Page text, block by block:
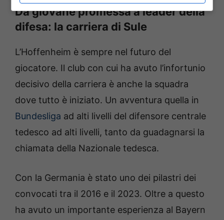
Da giovane promessa a leader della
difesa: la carriera di Sule
L’Hoffenheim è sempre nel futuro del
giocatore. Il club con cui ha avuto l’infortunio
decisivo della carriera è anche la squadra
dove tutto è iniziato. Un avventura quella in
Bundesliga ad alti livelli del difensore centrale
tedesco ad alti livelli, tanto da guadagnarsi la
chiamata della Nazionale tedesca.
Con la Germania è stato uno dei pilastri dei
convocati tra il 2016 e il 2023. Oltre a questo
ha avuto un importante esperienza al Bayern